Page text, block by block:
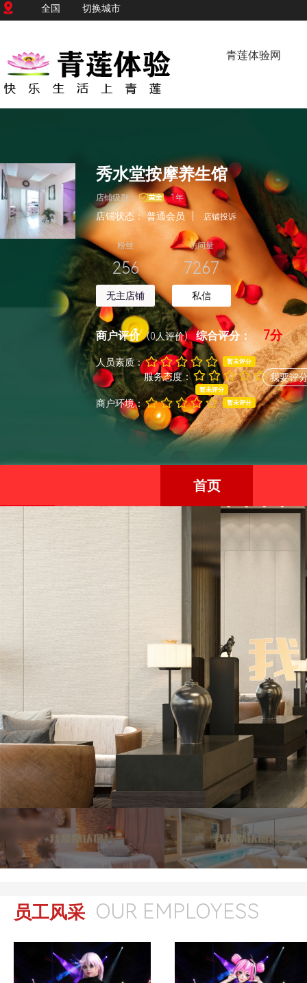
全国 切换城市
青莲体验网
秀水堂按摩养生馆
店铺级别： 1年
店铺状态：普通会员 店铺投诉
粉丝
256
无主店铺
访问量
7267
私信
商户评价 (0人评价)综合评分： 7分
人员素质： 暂未评分
服务态度：
暂未评分
商户环境： 暂未评分
我要评
首页
员工风采 OUR EMPLOYESS